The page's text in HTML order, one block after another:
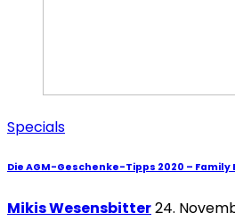
Specials
Die AGM-Geschenke-Tipps 2020 –
Mikis Wesensbitter24.